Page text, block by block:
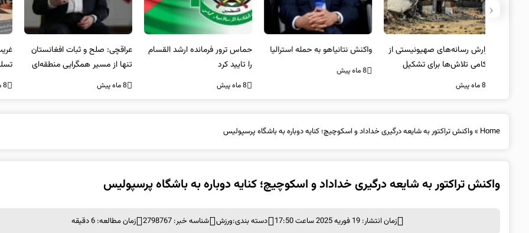
واکنش نتانیاهو به حمله استرالیا
8 ماه پیش
حماس ترور فرمانده ارشد القسام
را تایید کرد
عراقچی: صلح و ثبات افغانستان
تنها از مسیر همگرایی منطقه‌ای
محقق می‌شود
8 ماه پیش
غریب آبادی: مردم ایران هرگز
تسلیم تهدیدات و تجاوزات
نخواهند شد و متحد و منسجم
8 ماه پیش 8
‹
Home
» واکنش تراکتور به شایعه درگیری خداداد و اسکوچیچ؛ کنایه دوباره به باشگاه پرسپولیس
واکنش تراکتور به شایعه درگیری خداداد و اسکوچیچ؛ کنایه دوباره به باشگاه پرسپولیس
زمان انتشار: 19 فوریه 2025 ساعت 17:50 دسته بندی:ورزش شناسه خبر: 2798767 زمان مطالعه: 6 دقیقه